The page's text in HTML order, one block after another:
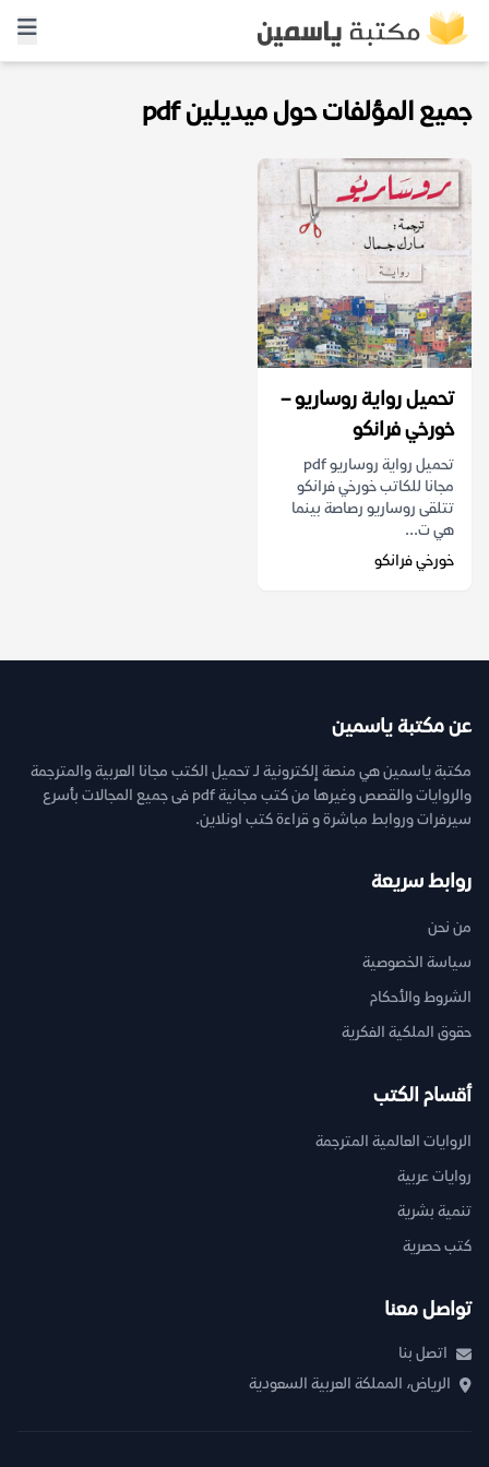
جميع المؤلفات حول ميديلين pdf
تحميل رواية روساريو –
خورخي فرانكو
تحميل رواية روساريو pdf
مجانا للكاتب خورخي فرانكو
تتلقى روساريو رصاصة بينما
هي ت...
خورخي فرانكو
عن مكتبة ياسمين
مكتبة ياسمين هي منصة إلكترونية لـ تحميل الكتب مجانا العربية والمترجمة
والروايات والقصص وغيرها من كتب مجانية pdf فى جميع المجالات بأسرع
سيرفرات وروابط مباشرة و قراءة كتب اونلاين.
روابط سريعة
من نحن
سياسة الخصوصية
الشروط والأحكام
حقوق الملكية الفكرية
أقسام الكتب
الروايات العالمية المترجمة
روايات عربية
تنمية بشرية
كتب حصرية
تواصل معنا
اتصل بنا
الرياض، المملكة العربية السعودية